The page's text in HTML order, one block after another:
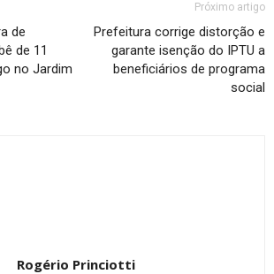
de
de 11
no Jardim
Próximo artigo
Prefeitura corrige distorção e
garante isenção do IPTU a
beneficiários de programa
social
Rogério Princiotti